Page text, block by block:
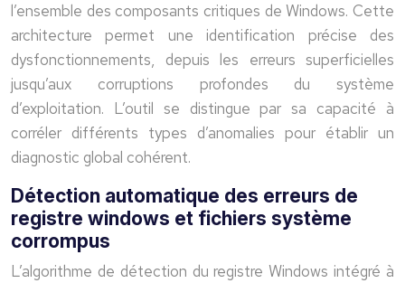
l’ensemble des composants critiques de Windows. Cette
architecture permet une identification précise des
dysfonctionnements, depuis les erreurs superficielles
jusqu’aux corruptions profondes du système
d’exploitation. L’outil se distingue par sa capacité à
corréler différents types d’anomalies pour établir un
diagnostic global cohérent.
Détection automatique des erreurs de
registre windows et fichiers système
corrompus
L’algorithme de détection du registre Windows intégré à